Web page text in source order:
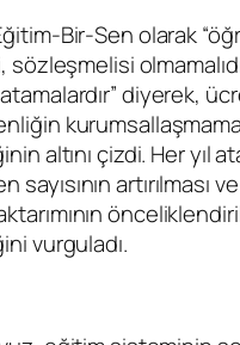
Bir-Sen olarak
diyerek,
altını çizdi. Her yıl
sayısının artırılması
vurguladı.